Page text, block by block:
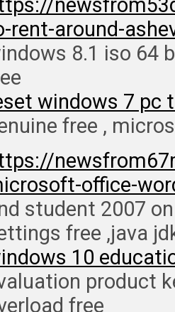
rent-around-
8.1 iso 64
windows 7
free ,
office-
student 2007
free ,java
10
product
free